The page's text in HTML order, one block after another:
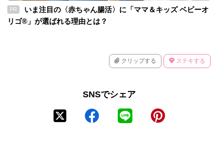
PR
いま注目の〈赤ちゃん腸活〉に「ママ＆キッズ ベビーオ
リゴ®」が選ばれる理由とは？
クリップする ステキする
SNSでシェア